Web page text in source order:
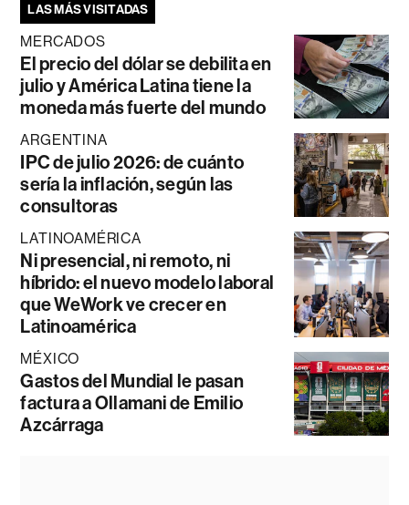
LAS MÁS VISITADAS
MERCADOS
El precio del dólar se debilita en
julio y América Latina tiene la
moneda más fuerte del mundo
ARGENTINA
IPC de julio 2026: de cuánto
sería la inflación, según las
consultoras
LATINOAMÉRICA
Ni presencial, ni remoto, ni
híbrido: el nuevo modelo laboral
que WeWork ve crecer en
Latinoamérica
MÉXICO
Gastos del Mundial le pasan
factura a Ollamani de Emilio
Azcárraga